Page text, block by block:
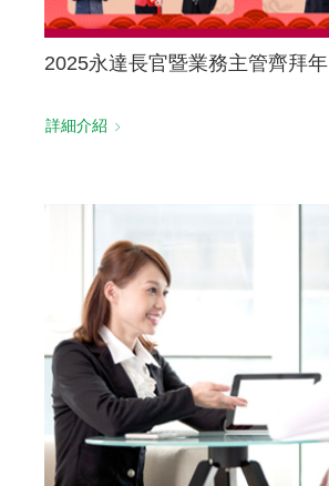
2025永達長官暨業務主管齊拜年
詳細介紹